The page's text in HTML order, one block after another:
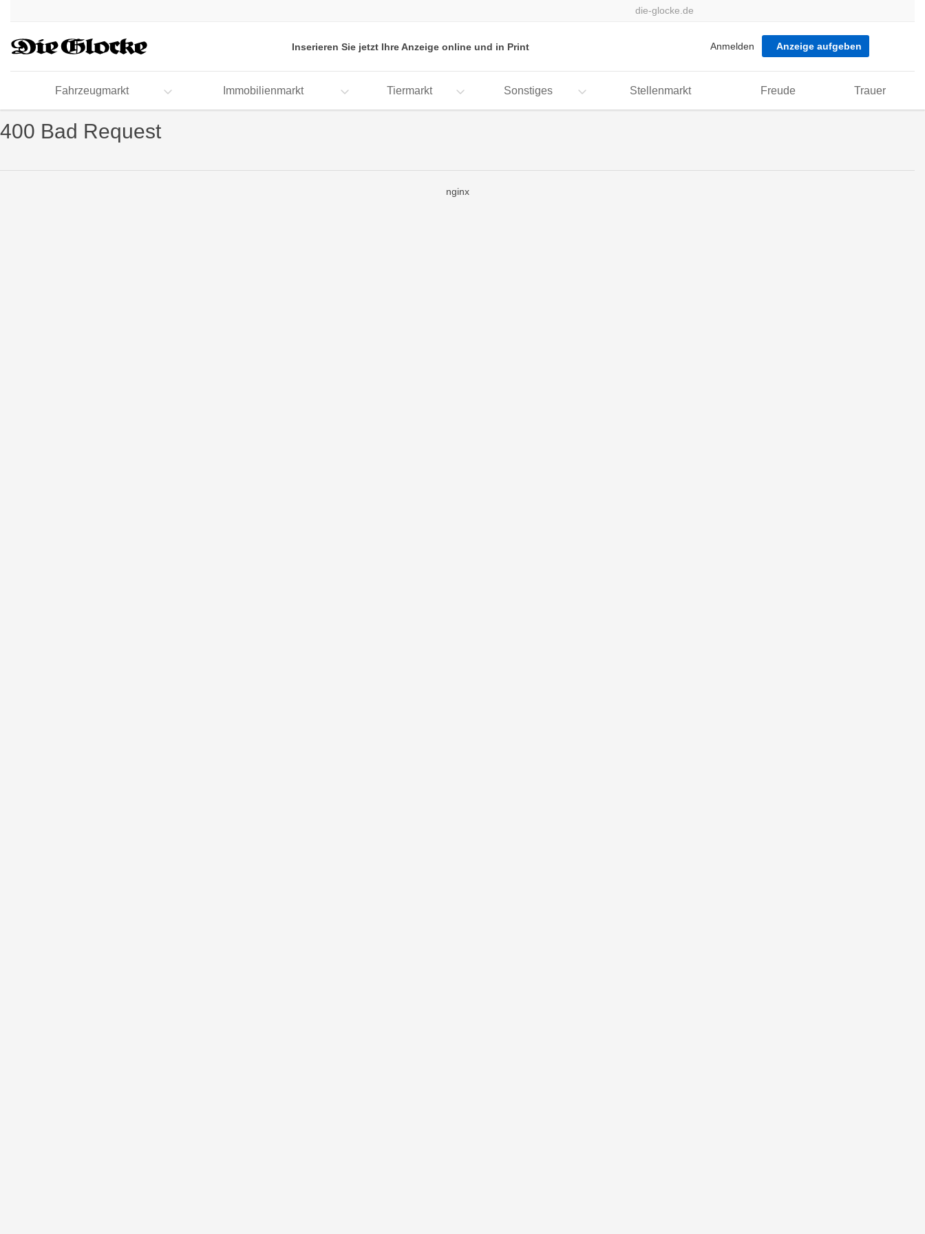
aktivieren
zur
die-glocke.de
Inserieren Sie jetzt Ihre Anzeige online und in Print Anmelden Anzeige aufgeben
Fahrzeugmarkt Immobilienmarkt Tiermarkt Sonstiges Stellenmarkt Freude Trauer
400 Bad Request
nginx